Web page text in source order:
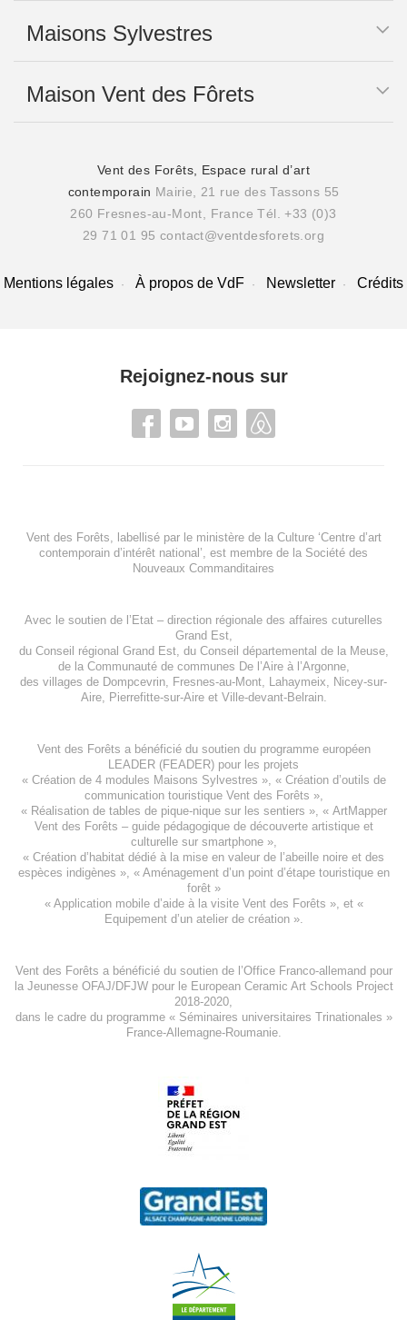
Maisons Sylvestres
Maison Vent des Fôrets
Vent des Forêts, Espace rural d’art
contemporain Mairie, 21 rue des Tassons 55
260 Fresnes-au-Mont, France Tél. +33 (0)3
29 71 01 95 contact@ventdesforets.org
Mentions légales À propos de VdF Newsletter Crédits
Rejoignez-nous sur
Vent des Forêts, labellisé par le ministère de la Culture ‘Centre d’art
contemporain d’intérêt national’, est membre de la Société des
Nouveaux Commanditaires
Avec le soutien de l’Etat – direction régionale des affaires cuturelles
Grand Est,
du Conseil régional Grand Est, du Conseil départemental de la Meuse,
de la Communauté de communes De l’Aire à l’Argonne,
des villages de Dompcevrin Fresnes-au-Mont Lahaymeix
Nicey-sur-
Aire, Pierrefitte-sur-Aireet Ville-devant-Belrain.
Vent des Forêts a bénéficié du soutien du programme européen
LEADER (FEADER) pour les projets
« Création de 4 modules Maisons Sylvestres », « Création d’outils de
communication touristique Vent des Forêts »,
« Réalisation de tables de pique-nique sur les sentiers », « ArtMapper
Vent des Forêts – guide pédagogique de découverte artistique et
culturelle sur smartphone »,
« Création d’habitat dédié à la mise en valeur de l’abeille noire et des
espèces indigènes », « Aménagement d’un point d’étape touristique en
forêt»
« Application mobile d’aide à la visite Vent des Forêts », et «
Equipement d’un atelier de création».
Vent des Forêts a bénéficié du soutien de l’Office Franco-allemand pour
la Jeunesse OFAJ/DFJWpour leEuropean Ceramic Art Schools Project
2018-2020
dans le cadre du programme « Séminaires universitaires Trinationales »
France-Allemagne-Roumanie.